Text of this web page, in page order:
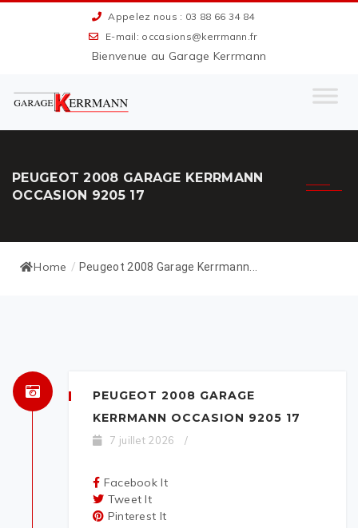
Appelez nous : 03 88 66 34 84
E-mail: occasions@kerrmann.fr
Bienvenue au Garage Kerrmann
PEUGEOT 2008 GARAGE KERRMANN
OCCASION 9205 17
Home / Peugeot 2008 Garage Kerrmann...
PEUGEOT 2008 GARAGE
KERRMANN OCCASION 9205 17
7 juillet 2026 /
Facebook It
Tweet It
Pinterest It